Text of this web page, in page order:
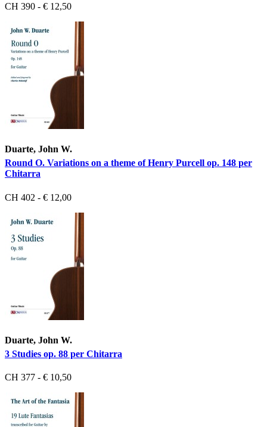
CH 390 - € 12,50
Duarte, John W.
Round O. Variations on a theme of Henry Purcell op. 148 per
Chitarra
CH 402 - € 12,00
Duarte, John W.
3 Studies op. 88 per Chitarra
CH 377 - € 10,50